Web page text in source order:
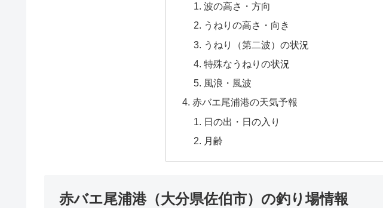
波の高さ・方向
うねりの高さ・向き
うねり（第二波）の状況
特殊なうねりの状況
風浪・風波
赤バエ尾浦港の天気予報
日の出・日の入り
月齢
赤バエ尾浦港（大分県佐伯市）の釣り場情報